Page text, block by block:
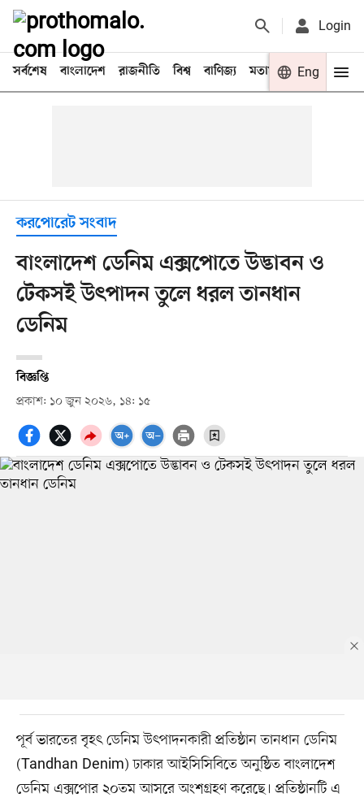
Login
সর্বশেষ বাংলাদেশ রাজনীতি বিশ্ব বাণিজ্য মতামত খেলা
Eng
করপোরেট সংবাদ
বাংলাদেশ ডেনিম এক্সপোতে উদ্ভাবন ও
টেকসই উৎপাদন তুলে ধরল তানধান
ডেনিম
বিজ্ঞপ্তি
প্রকাশ: ১০ জুন ২০২৬, ১৪: ১৫
পূর্ব ভারতের বৃহৎ ডেনিম উৎপাদনকারী প্রতিষ্ঠান তানধান ডেনিম
(Tandhan Denim) ঢাকার আইসিসিবিতে অনুষ্ঠিত বাংলাদেশ
ডেনিম এক্সপোর ২০তম আসরে অংশগ্রহণ করেছে। প্রতিষ্ঠানটি এ